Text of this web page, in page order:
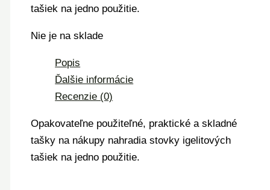
tašiek na jedno použitie.
Nie je na sklade
Popis
Ďalšie informácie
Recenzie (0)
Opakovateľne použiteľné, praktické a skladné
tašky na nákupy nahradia stovky igelitových
tašiek na jedno použitie.